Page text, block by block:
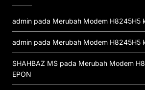
admin pada Merubah Modem H8245H5
admin pada Merubah Modem H8245H5
SHAHBAZ MS pada Merubah Modem
EPON